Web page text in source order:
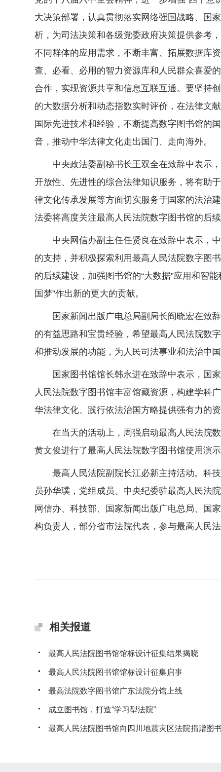
大决策部署，认真贯彻落实网络强国战略、国
析，为司法决策和各级党委政府决策提供参考
不同群体的应用需求，不断丰富、拓展数据库
查、必看、必用的智力资源库和人民群众喜爱
合作，实现资源共享和信息互联互通。要坚持
的大数据分析和动态指数实时评价，在法律文
国际先进技术和经验，不断提高数字图书馆的
音，推动中华法律文化走出国门、走向海外。
中央政法委副秘书长王双全在致辞中表示，
开放性、先进性的综合法律知识服务，将有助
律文化传承发展等方面切实服务于国家的法治
法委将高度关注最高人民法院数字图书馆的后
中央网信办副主任任贤良在致辞中表示，中
的支持，并积极探索利用最高人民法院数字图
的后续建设，加强图书馆的“大数据”应用和智
国梦”作出新的更大的贡献。
国家新闻出版广电总局副局长阎晓宏在致辞
的有益思路和宝贵经验，希望最高人民法院数
和推动发展的功能，为人民司法事业和法治中
国家图书馆馆长韩永进在致辞中表示，国家
人民法院数字图书馆丰富馆藏资源，构建学科
华法律文化、践行依法治国方略提供强有力的
在当天的活动上，周强启动最高人民法院数
黄文俊进行了最高人民法院数字图书馆使用演
最高人民法院副院长江必新主持活动。科技
员孙华璞，党组成员、中央纪委驻最高人民法
网信办、科技部、国家新闻出版广电总局、国
构负责人，部分省市法院代表，参与最高人民
相关报道
最高人民法院图书馆馆标设计征集结果揭晓
最高人民法院图书馆馆标设计征集启事
最高法院数字图书馆广东法院分馆上线
成立图书馆，打造“学习型法院”
最高人民法院图书馆向四川地震灾区法院捐赠图